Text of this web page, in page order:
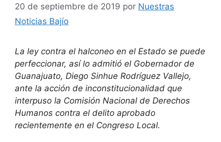
20 de septiembre de 2019 por Nuestras
Noticias Bajío
La ley contra el halconeo en el Estado se puede
perfeccionar, así lo admitió el Gobernador de
Guanajuato, Diego Sinhue Rodríguez Vallejo,
ante la acción de inconstitucionalidad que
interpuso la Comisión Nacional de Derechos
Humanos contra el delito aprobado
recientemente en el Congreso Local.